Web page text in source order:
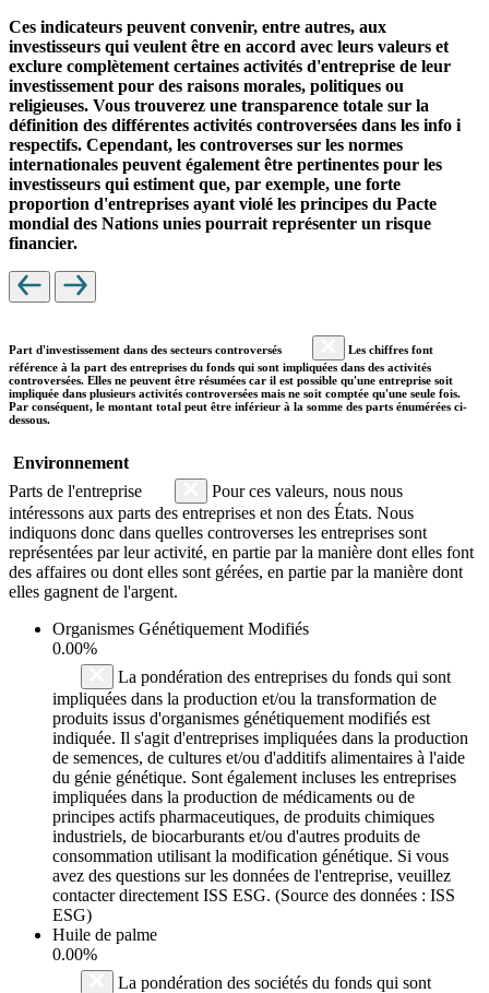
Ces indicateurs peuvent convenir, entre autres, aux
investisseurs qui veulent être en accord avec leurs valeurs et
exclure complètement certaines activités d'entreprise de leur
investissement pour des raisons morales, politiques ou
religieuses. Vous trouverez une transparence totale sur la
définition des différentes activités controversées dans les info i
respectifs. Cependant, les controverses sur les normes
internationales peuvent également être pertinentes pour les
investisseurs qui estiment que, par exemple, une forte
proportion d'entreprises ayant violé les principes du Pacte
mondial des Nations unies pourrait représenter un risque
financier.
Part d'investissement dans des secteurs controversés
Les chiffres font
référence à la part des entreprises du fonds qui sont impliquées dans des activités
controversées. Elles ne peuvent être résumées car il est possible qu'une entreprise soit
impliquée dans plusieurs activités controversées mais ne soit comptée qu'une seule fois.
Par conséquent, le montant total peut être inférieur à la somme des parts énumérées ci-
dessous.
Environnement
Parts de l'entreprise
Pour ces valeurs, nous nous
intéressons aux parts des entreprises et non des États. Nous
indiquons donc dans quelles controverses les entreprises sont
représentées par leur activité, en partie par la manière dont elles font
des affaires ou dont elles sont gérées, en partie par la manière dont
elles gagnent de l'argent.
Organismes Génétiquement Modifiés
0.00%
La pondération des entreprises du fonds qui sont
impliquées dans la production et/ou la transformation de
produits issus d'organismes génétiquement modifiés est
indiquée. Il s'agit d'entreprises impliquées dans la production
de semences, de cultures et/ou d'additifs alimentaires à l'aide
du génie génétique. Sont également incluses les entreprises
impliquées dans la production de médicaments ou de
principes actifs pharmaceutiques, de produits chimiques
industriels, de biocarburants et/ou d'autres produits de
consommation utilisant la modification génétique. Si vous
avez des questions sur les données de l'entreprise, veuillez
contacter directement ISS ESG. (Source des données : ISS
ESG)
Huile de palme
0.00%
La pondération des sociétés du fonds qui sont